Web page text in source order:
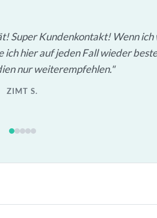
Super Kundenkontakt! Wenn
hier auf jeden Fall wieder
nur weiterempfehlen.
ZIMT S.